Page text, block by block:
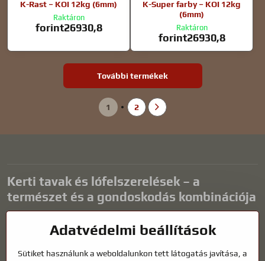
K-Rast – KOI 12kg (6mm)
Raktáron
forint26930,8
K-Super farby – KOI 12kg
(6mm)
Raktáron
forint26930,8
További termékek
1 2
Kerti tavak és lófelszerelések – a
természet és a gondoskodás kombinációja
harmonikus környezetet teremtenek a kikapcsolódáshoz és a vízi
karbantartás kulcsfontosságú a tiszta vízhez és az egészséges
Adatvédelmi beállítások
Sütiket használunk a weboldalunkon tett látogatás javítása, a